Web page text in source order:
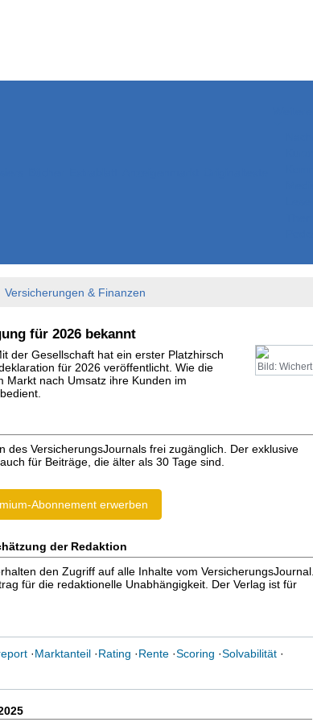
Versicherungen & Finanzen
für 2026 bekannt
Bild: Wichert
der Gesellschaft hat ein erster Platzhirsch
für 2026 veröffentlicht. Wie die
Markt nach Umsatz ihre Kunden im
des VersicherungsJournals frei zugänglich. Der exklusive
für Beiträge, die älter als 30 Tage sind.
Abonnement erwerben
der Redaktion
den Zugriff auf alle Inhalte vom VersicherungsJournal.
für die redaktionelle Unabhängigkeit. Der Verlag ist für
·Marktanteil·Rating ·Rente·Scoring ·Solvabilität·